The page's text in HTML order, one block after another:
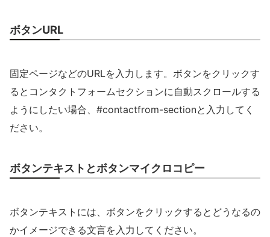
ボタンURL
固定ページなどのURLを入力します。ボタンをクリックす
るとコンタクトフォームセクションに自動スクロールする
ようにしたい場合、#contactfrom-sectionと入力してく
ださい。
ボタンテキストとボタンマイクロコピー
ボタンテキストには、ボタンをクリックするとどうなるの
かイメージできる文言を入力してください。